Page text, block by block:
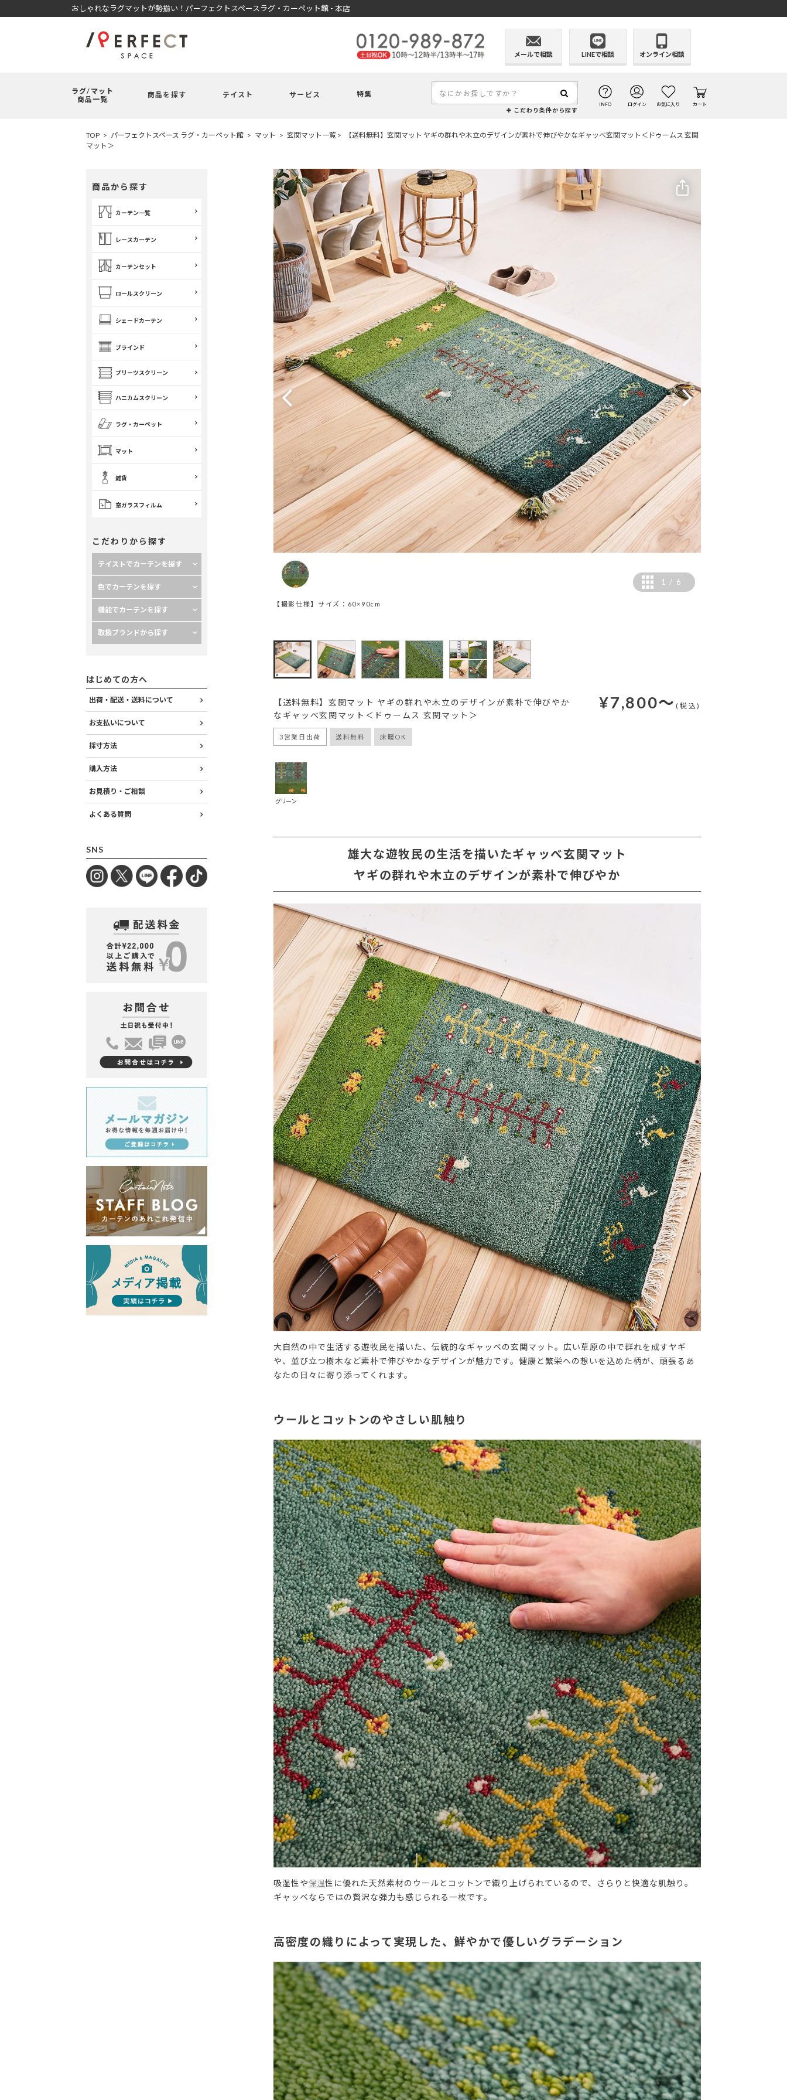
おしゃれなラグマットが勢揃い！パーフェクトスペースラグ・カーペット館 - 本店
メールで相談 LINEで相談 オンライン相談
ラグ/マット
商品一覧
商品を探す テイスト サービス 特集
こだわり条件から探す
INFO ログイン お気に入り カート
TOP パーフェクトスペース ラグ・カーペット館 マット 玄関マット一覧
【送料無料】玄関マット ヤギの群れや木立のデザインが素朴で伸びやかなギャッベ玄関マット＜ドゥームス 玄関
マット＞
商品から探す
カーテン一覧
レースカーテン
カーテンセット
ロールスクリーン
シェードカーテン
ブラインド
プリーツスクリーン
ハニカムスクリーン
ラグ・カーペット
マット
雑貨
窓ガラスフィルム
こだわりから探す
テイストでカーテンを探す
色でカーテンを探す
機能でカーテンを探す
取扱ブランドから探す
はじめての方へ
出荷・配送・送料について
お支払いについて
採寸方法
購入方法
お見積り・ご相談
よくある質問
SNS
【撮影仕様】サイズ：60×90cm
1 / 6
【送料無料】玄関マット ヤギの群れや木立のデザインが素朴で伸びやか
なギャッベ玄関マット＜ドゥームス 玄関マット＞
3営業日出荷 送料無料 床暖OK
¥7,800～(税込)
グリーン
雄大な遊牧民の生活を描いたギャッべ玄関マット
ヤギの群れや木立のデザインが素朴で伸びやか
大自然の中で生活する遊牧民を描いた、伝統的なギャッベの玄関マット。広い草原の中で群れを成すヤギ
や、並び立つ樹木など素朴で伸びやかなデザインが魅力です。健康と繁栄への想いを込めた柄が、頑張るあ
なたの日々に寄り添ってくれます。
ウールとコットンのやさしい肌触り
吸湿性や保温性に優れた天然素材のウールとコットンで織り上げられているので、さらりと快適な肌触り。
ギャッベならではの贅沢な弾力も感じられる一枚です。
高密度の織りによって実現した、鮮やかで優しいグラデーション